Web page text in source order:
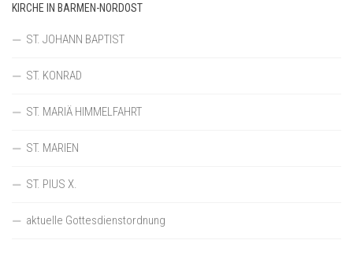
KIRCHE IN BARMEN-NORDOST
ST. JOHANN BAPTIST
ST. KONRAD
ST. MARIÄ HIMMELFAHRT
ST. MARIEN
ST. PIUS X.
aktuelle Gottesdienstordnung